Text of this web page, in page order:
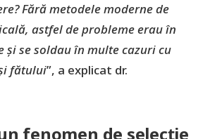
Fără metodele moderne de
astfel de probleme erau în
și se soldau în multe cazuri cu
fătului”, a explicat dr.
fenomen de selecție